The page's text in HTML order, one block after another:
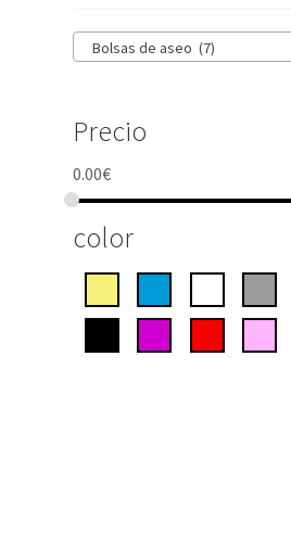
Bolsas de aseo (7)
Precio
0.00€
color